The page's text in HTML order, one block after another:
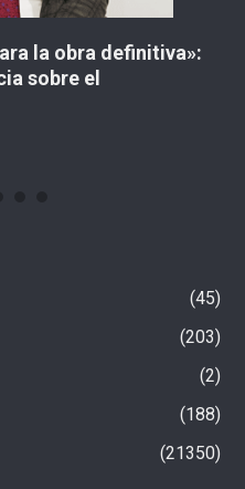
la obra definitiva»:
sobre el
45
203
2
188
21350